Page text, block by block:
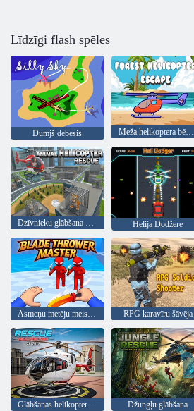
Līdzīgi flash spēles
Dumjš debesis Meža helikoptera bēgšana
Dzīvnieku glābšana ar helikopteru Helija Dodžere
Asmeņu metēju meistars RPG karavīru šāvēja
Glābšanas helikoptera spēle 3d 2025 Džungļu glābšana